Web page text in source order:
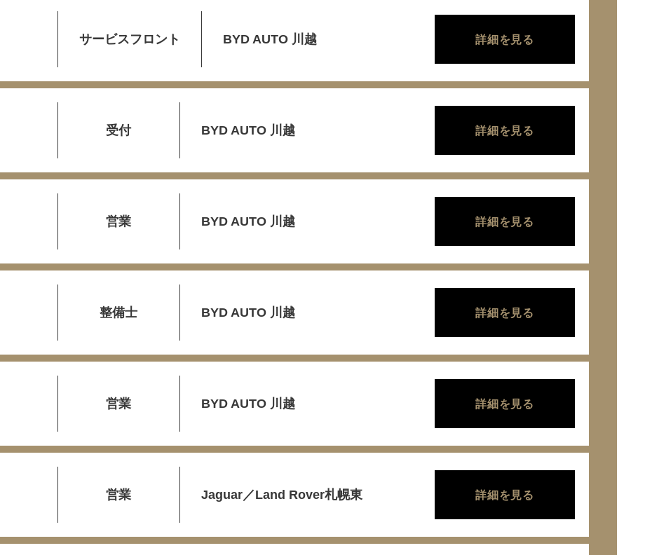
サービスフロント BYD AUTO 川越 詳細を見る
受付 BYD AUTO 川越 詳細を見る
営業 BYD AUTO 川越 詳細を見る
整備士 BYD AUTO 川越 詳細を見る
営業 BYD AUTO 川越 詳細を見る
営業 Jaguar／Land Rover札幌東 詳細を見る